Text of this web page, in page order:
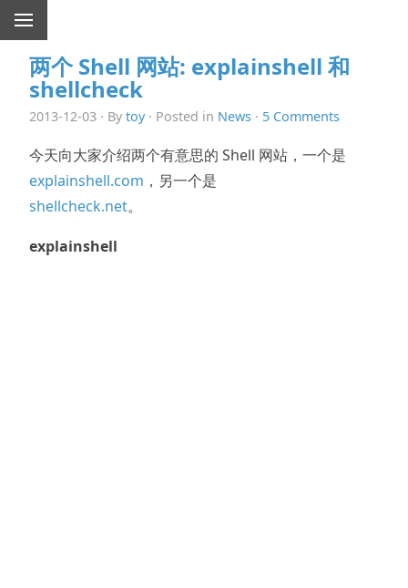
两个 Shell 网站: explainshell 和
shellcheck
2013-12-03 · By toy· Posted in News · 5 Comments
今天向大家介绍两个有意思的 Shell 网站，一个是
explainshell.com ，另一个是
shellcheck.net。
explainshell